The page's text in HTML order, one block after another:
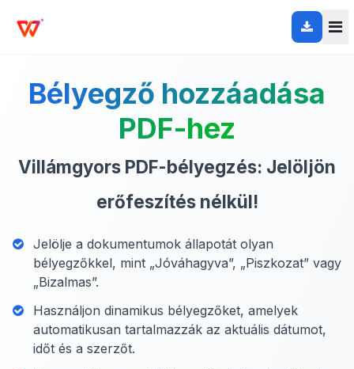
Bélyegző hozzáadása
PDF-hez
Villámgyors PDF-bélyegzés: Jelöljön
erőfeszítés nélkül!
Jelölje a dokumentumok állapotát olyan
bélyegzőkkel, mint „Jóváhagyva”, „Piszkozat” vagy
„Bizalmas”.
Használjon dinamikus bélyegzőket, amelyek
automatikusan tartalmazzák az aktuális dátumot,
időt és a szerzőt.